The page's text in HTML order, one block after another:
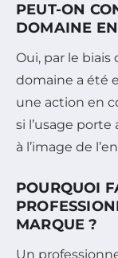
PEUT-ON
DOMAINE
Oui, par le biais
domaine a été
une action en
si l’usage
à l’image de
POURQUOI
MARQUE ?
Un